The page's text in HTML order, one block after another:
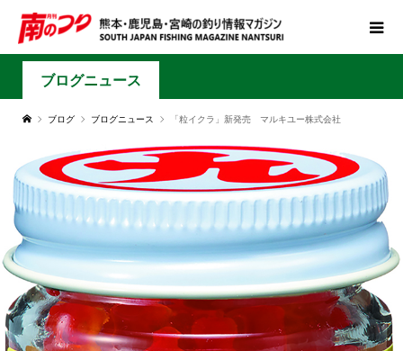
ブログニュース
ブログ ブログニュース 「粒イクラ」新発売 マルキユー株式会社